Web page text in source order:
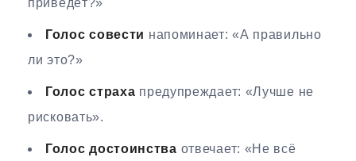
приведёт?»
Голос совести напоминает: «А правильно
ли это?»
Голос страха предупреждает: «Лучше не
рисковать».
Голос достоинства отвечает: «Не всё